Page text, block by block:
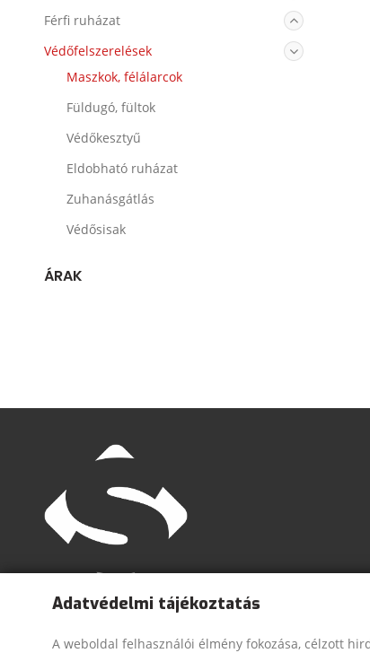
Derekas nadrág
Munkaruha együttes
Munkaruha családok
Egészségügyi munkaruha
Férfi ruházat
Férfi vízálló-páraátersztő kabát és
Védőfelszerelések
Maszkok, félálarcok
Füldugó, fültok
Védőkesztyű
Eldobható ruházat
Zuhanásgátlás
Védősisak
ÁRAK
Munkaruhák, munkavédelmi eszközök és felszerelések
webshopja.
Adatvédelmi tájékoztatás
A weboldal felhasználói élmény fokozása, célzott